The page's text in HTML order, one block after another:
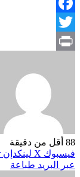
Facebook
Twitter
88 أقل من دقيقة
فيسبوك X لينكدإن
عبر البريد طباعة